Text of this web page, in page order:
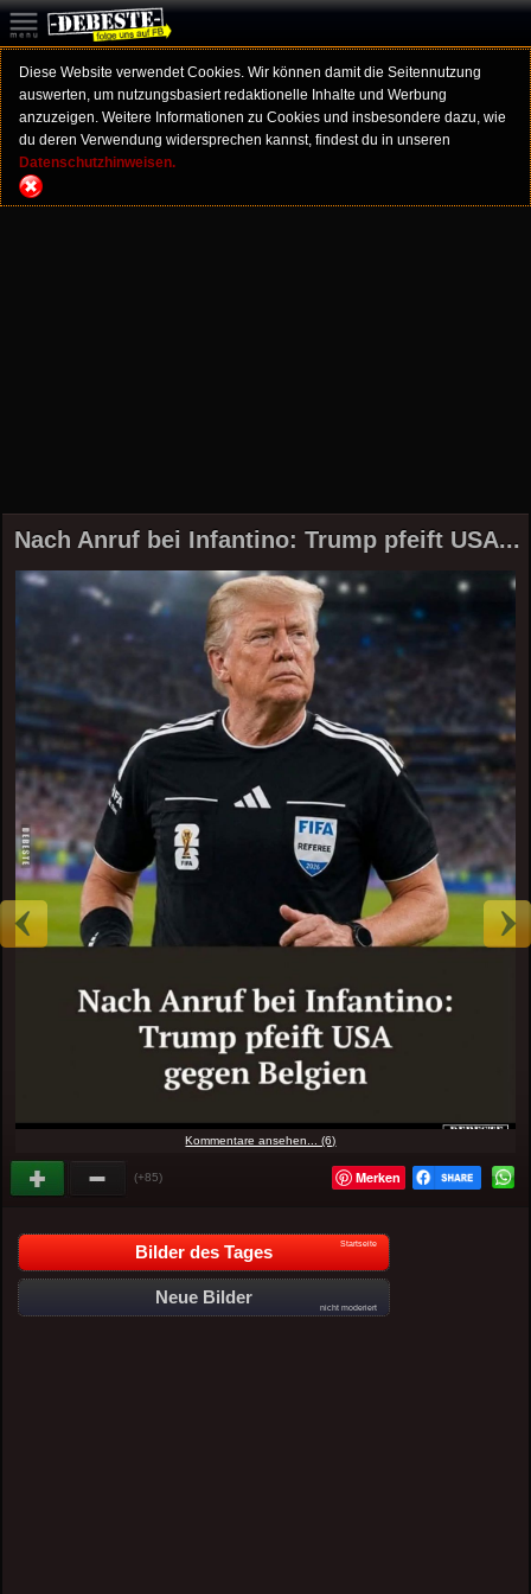
Diese Website verwendet Cookies. Wir können damit die Seitennutzung
auswerten, um nutzungsbasiert redaktionelle Inhalte und Werbung
anzuzeigen. Weitere Informationen zu Cookies und insbesondere dazu, wie
du deren Verwendung widersprechen kannst, findest du in unseren
Datenschutzhinweisen.
Nach Anruf bei Infantino: Trump pfeift USA...
Kommentare ansehen... (6)
(+85) Merken
Bilder des Tages Startseite
Neue Bilder
nicht moderiert